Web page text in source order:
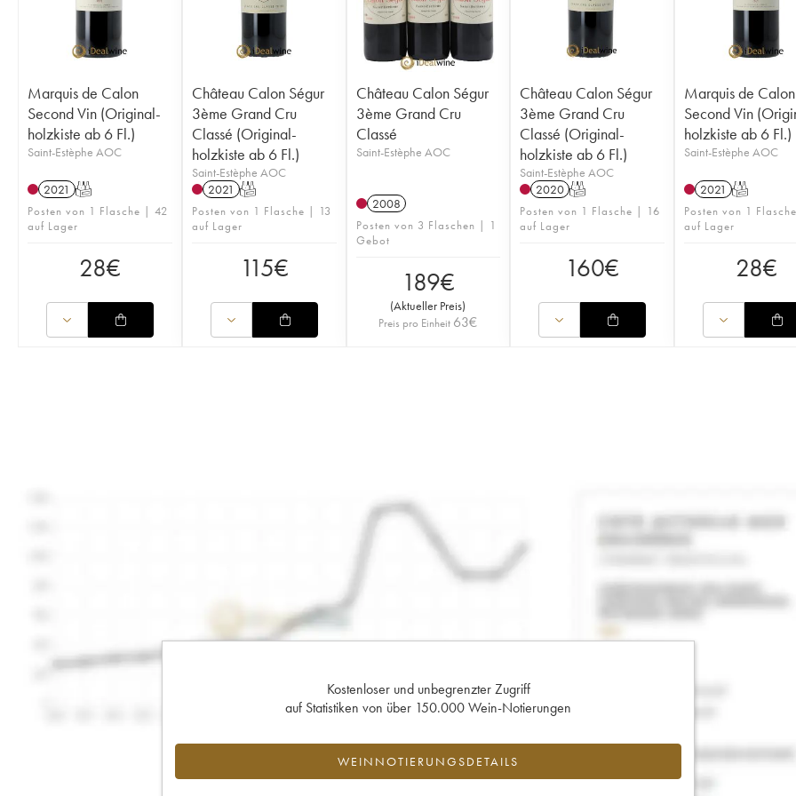
Marquis de Calon
Second Vin (Original-
holzkiste ab 6 Fl.)
Saint-Estèphe AOC
2021 T
Posten von 1 Flasche | 42
auf Lager
28€
Château Calon Ségur
3ème Grand Cru
Classé (Original-
holzkiste ab 6 Fl.)
Saint-Estèphe AOC
2021 T
Posten von 1 Flasche | 13
auf Lager
115€
Château Calon Ségur
3ème Grand Cru
Classé
Saint-Estèphe AOC
2008
Posten von 3 Flaschen | 1
Gebot
189€
(Aktueller Preis)
Preis pro Einheit 63€
Château Calon Ségur
3ème Grand Cru
Classé (Original-
holzkiste ab 6 Fl.)
Saint-Estèphe AOC
2020 T
Posten von 1 Flasche | 16
auf Lager
160€
Marquis de Calon
Second Vin
holzkiste ab 6 Fl.)
Saint-Estèphe AOC
2021 T
Posten von 1
auf Lager
28€
Kostenloser und unbegrenzter Zugriff
auf Statistiken von über 150.000 Wein-Notierungen
WEINNOTIERUNGSDETAILS